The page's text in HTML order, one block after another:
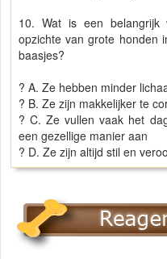
10. Wat is een belangrijk
opzichte van grote honden
baasjes?
? A. Ze hebben minder
? B. Ze zijn makkelijker te
? C. Ze vullen vaak het
een gezellige manier aan
? D. Ze zijn altijd stil en